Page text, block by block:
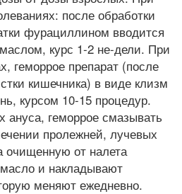
после обработки
фурациллином вводится
курс 1-2 не-дели. При
геморрое препарат (после
кишечника) в виде клизм
курсом 10-15 процедур.
ануса, геморрое смазывать
пролежней, лучевых
очищенную от налета
и накладывают
меняют ежедневно.